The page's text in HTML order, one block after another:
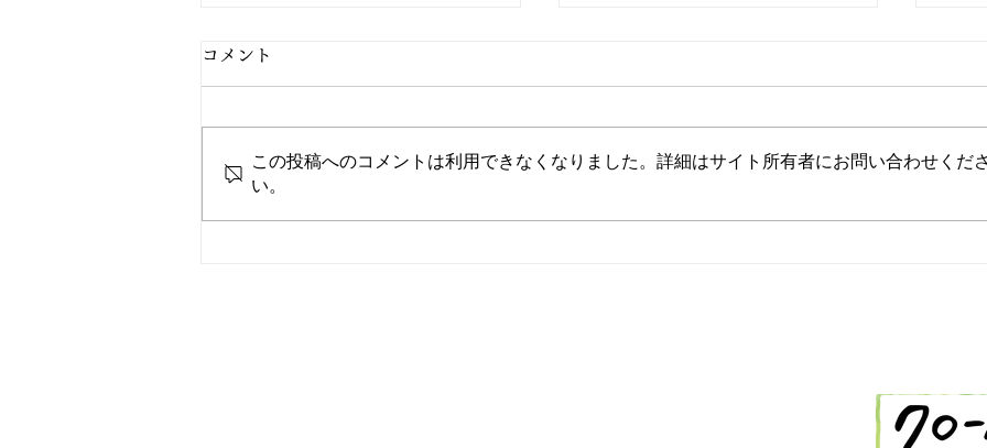
2/27 今日の献立 2/26 今日の献立 2/
コメント
この投稿へのコメントは利用できなくなりました。詳細はサイト所有者にお問い合わせくだ
い。